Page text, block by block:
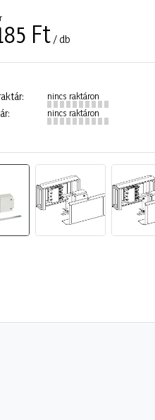
Ft / db
nincs raktáron
nincs raktáron